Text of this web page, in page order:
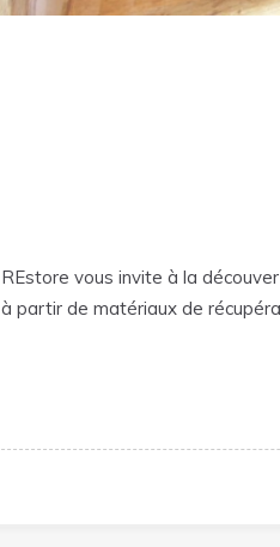
REstore vous invite à la
à partir de matériaux de